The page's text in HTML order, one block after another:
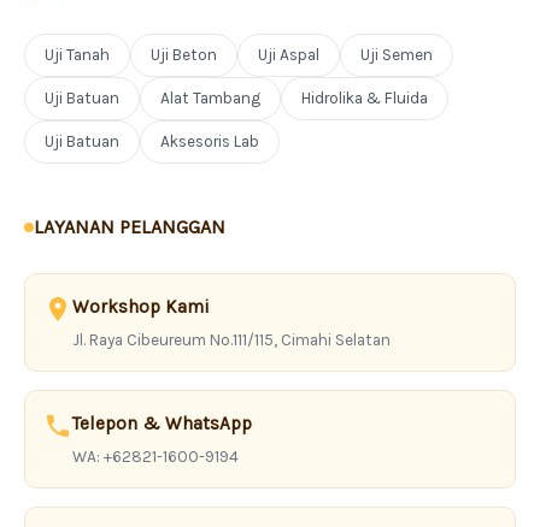
Uji Tanah Uji Beton Uji Aspal Uji Semen
Uji Batuan Alat Tambang Hidrolika & Fluida
Uji Batuan Aksesoris Lab
LAYANAN PELANGGAN
Workshop Kami
Jl. Raya Cibeureum No.111/115, Cimahi Selatan
Telepon & WhatsApp
WA: +62821-1600-9194